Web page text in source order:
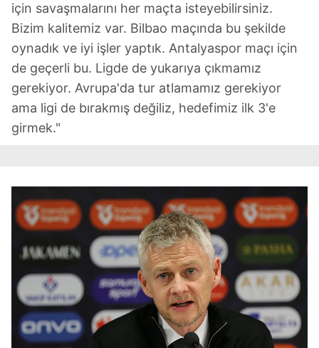
için savaşmalarını her maçta isteyebilirsiniz.
Bizim kalitemiz var. Bilbao maçında bu şekilde
oynadık ve iyi işler yaptık. Antalyaspor maçı için
de geçerli bu. Ligde de yukarıya çıkmamız
gerekiyor. Avrupa'da tur atlamamız gerekiyor
ama ligi de bırakmış değiliz, hedefimiz ilk 3'e
girmek."